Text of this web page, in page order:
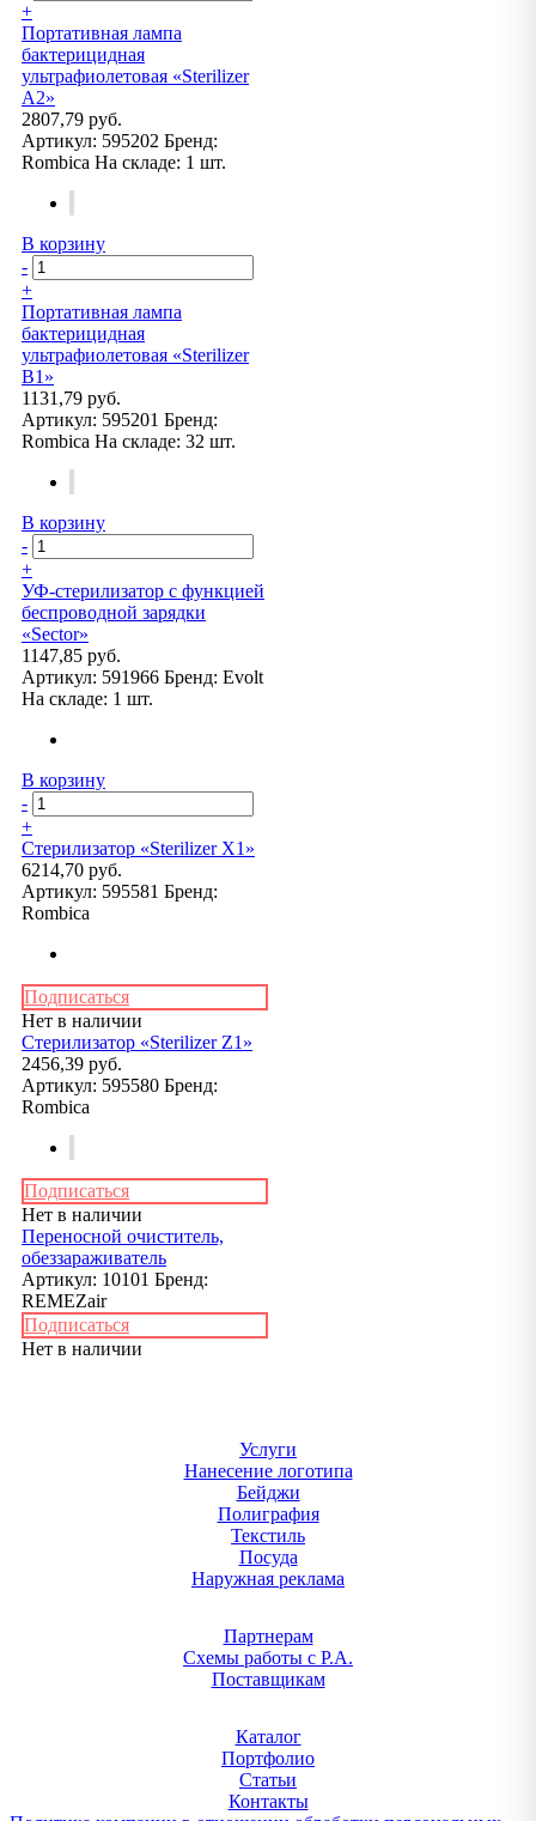
+
Портативная лампа
бактерицидная
ультрафиолетовая «Sterilizer
A2»
2807,79 руб.
Артикул: 595202 Бренд:
Rombica На складе: 1 шт.
В корзину
-
+
Портативная лампа
бактерицидная
ультрафиолетовая «Sterilizer
B1»
1131,79 руб.
Артикул: 595201 Бренд:
Rombica На складе: 32 шт.
В корзину
-
+
УФ-стерилизатор c функцией
беспроводной зарядки
«Sector»
1147,85 руб.
Артикул: 591966 Бренд: Evolt
На складе: 1 шт.
В корзину
-
+
Стерилизатор «Sterilizer X1»
6214,70 руб.
Артикул: 595581 Бренд:
Rombica
Подписаться
Нет в наличии
Стерилизатор «Sterilizer Z1»
2456,39 руб.
Артикул: 595580 Бренд:
Rombica
Подписаться
Нет в наличии
Переносной очиститель,
обеззараживатель
Артикул: 10101 Бренд:
REMEZair
Подписаться
Нет в наличии
Услуги
Нанесение логотипа
Бейджи
Полиграфия
Текстиль
Посуда
Наружная реклама
Партнерам
Схемы работы с Р.А.
Поставщикам
Каталог
Портфолио
Статьи
Контакты